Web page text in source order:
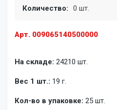
Арт. 009065140500000
На складе: 24210 шт.
Вес 1 шт.: 19 г.
Кол-во в упаковке: 25 шт.
Количество: 0 шт.